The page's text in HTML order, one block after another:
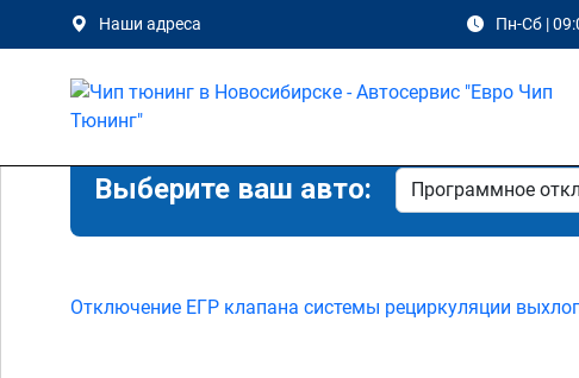
Наши адреса Пн-Сб |
Выберите ваш авто:
Отключение ЕГР клапана системы рециркуляции